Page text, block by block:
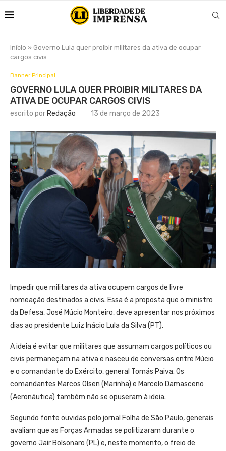
Início » Governo Lula quer proibir militares da ativa de ocupar
cargos civis
Banner Principal
GOVERNO LULA QUER PROIBIR MILITARES DA
ATIVA DE OCUPAR CARGOS CIVIS
escrito por Redação 13 de março de 2023
Impedir que militares da ativa ocupem cargos de livre
nomeação destinados a civis. Essa é a proposta que o ministro
da Defesa, José Múcio Monteiro, deve apresentar nos próximos
dias ao presidente Luiz Inácio Lula da Silva (PT).
A ideia é evitar que militares que assumam cargos políticos ou
civis permaneçam na ativa e nasceu de conversas entre Múcio
e o comandante do Exército, general Tomás Paiva. Os
comandantes Marcos Olsen (Marinha) e Marcelo Damasceno
(Aeronáutica) também não se opuseram à ideia.
Segundo fonte ouvidas pelo jornal Folha de São Paulo, generais
avaliam que as Forças Armadas se politizaram durante o
governo Jair Bolsonaro (PL) e, neste momento, o freio de